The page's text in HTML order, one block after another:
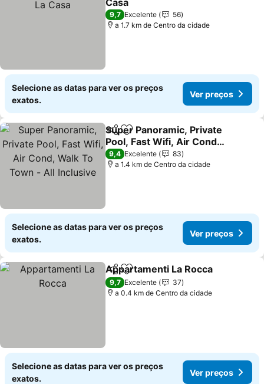
Casa
9,7 Excelente
56
a 1.7 km de Centro da cidade
Selecione as datas para ver os preços
exatos.
Ver preços
PartilharAdicionar aos favoritos
Super Panoramic, Private
Pool, Fast Wifi, Air Cond,
Walk To Town - All
Inclusive
9,4 Excelente
83
a 1.4 km de Centro da cidade
Selecione as datas para ver os preços
exatos.
Ver preços
PartilharAdicionar aos favoritos
Appartamenti La Rocca
9,7 Excelente
37
a 0.4 km de Centro da cidade
Selecione as datas para ver os preços
exatos.
Ver preços